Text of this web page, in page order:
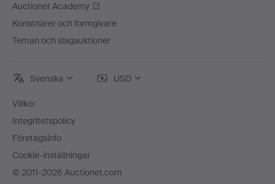
Auctionet Academy
Konstnärer och formgivare
Teman och slagauktioner
Svenska USD
Villkor
Integritetspolicy
Företagsinfo
Cookie-inställningar
© 2011-2026 Auctionet.com